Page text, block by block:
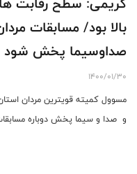
بالا بود/ مسابقات
صداوسیما پخش شود
1400/01/30
مسوول کمیته قویترین مردان
و صدا و سیما پخش دوباره